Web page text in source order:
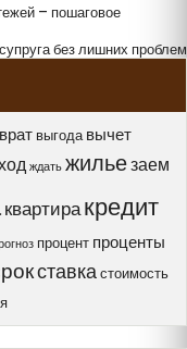
– пошаговое
без лишних проблем
выгода вычет
ждать жильезаем
квартиракредит
процент проценты
ставка стоимость